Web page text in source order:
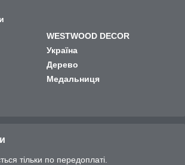
WESTWOOD DECOR
Україна
Дерево
Медальниця
тільки по передоплаті.